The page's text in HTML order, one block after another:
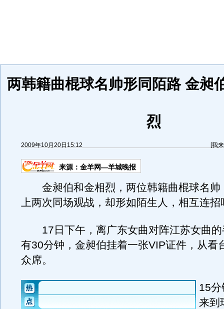
两韩籍曲棍球名帅形同陌路 金昶
烈
2009年10月20日15:12 [我
来源： 金羊网—羊城晚报
金昶伯和金相烈，两位韩籍曲棍球名帅
上两次同场观战，却形如陌生人，相互连招
17日下午，离广东女曲对阵江苏女曲的
有30分钟，金昶伯挂着一张VIP证件，从看
众席。
15
来到